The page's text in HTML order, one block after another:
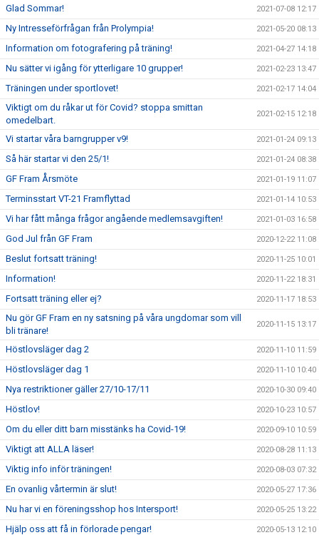
Glad Sommar! 2021-07-08 12:17
Ny Intresseförfrågan från Prolympia! 2021-05-20 08:13
Information om fotografering på träning! 2021-04-27 14:18
Nu sätter vi igång för ytterligare 10 grupper! 2021-02-23 13:47
Träningen under sportlovet! 2021-02-17 14:04
Viktigt om du råkar ut för Covid? stoppa smittan
omedelbart.
2021-02-15 12:18
Vi startar våra barngrupper v9! 2021-01-24 09:13
Så här startar vi den 25/1! 2021-01-24 08:38
GF Fram Årsmöte 2021-01-19 11:07
Terminsstart VT-21 Framflyttad 2021-01-14 10:53
Vi har fått många frågor angående medlemsavgiften! 2021-01-03 16:58
God Jul från GF Fram 2020-12-22 11:08
Beslut fortsatt träning! 2020-11-25 10:01
Information! 2020-11-22 18:31
Fortsatt träning eller ej? 2020-11-17 18:53
Nu gör GF Fram en ny satsning på våra ungdomar som vill
bli tränare!
2020-11-15 13:17
Höstlovsläger dag 2 2020-11-10 11:59
Höstlovsläger dag 1 2020-11-10 10:40
Nya restriktioner gäller 27/10-17/11 2020-10-30 09:40
Höstlov! 2020-10-23 10:57
Om du eller ditt barn misstänks ha Covid-19! 2020-09-10 10:59
Viktigt att ALLA läser! 2020-08-28 11:13
Viktig info inför träningen! 2020-08-03 07:32
En ovanlig vårtermin är slut! 2020-05-27 17:36
Nu har vi en föreningsshop hos Intersport! 2020-05-25 13:22
Hjälp oss att få in förlorade pengar! 2020-05-13 12:10